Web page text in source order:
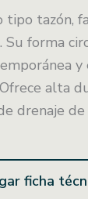
tazón,
forma
alta
drenaje
ficha